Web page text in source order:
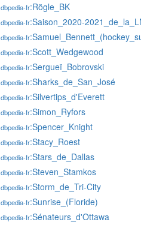
dbpedia-fr:Rögle_BK
dbpedia-fr:Saison_2020-
dbpedia-fr
dbpedia-fr:Scott_Wedgewood
dbpedia-fr:Sergueï_Bobrovski
dbpedia-fr:Sharks_de_San_José
dbpedia-fr:Silvertips_d'Everett
dbpedia-fr:Simon_Ryfors
dbpedia-fr:Spencer_Knight
dbpedia-fr:Stacy_Roest
dbpedia-fr:Stars_de_Dallas
dbpedia-fr:Steven_Stamkos
dbpedia-fr:Storm_de_Tri-City
dbpedia-fr:Sunrise_(Floride)
dbpedia-fr:Sénateurs_d'Ottawa